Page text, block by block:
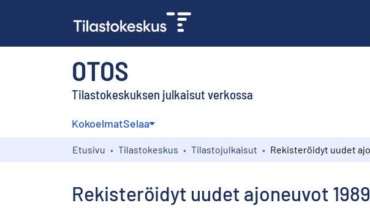
OTOS
Tilastokeskuksen julkaisut verkossa
KokoelmatSelaa
Etusivu Tilastokeskus Tilastojulkaisut
Rekisteröidyt uudet ajoneuvot 1989